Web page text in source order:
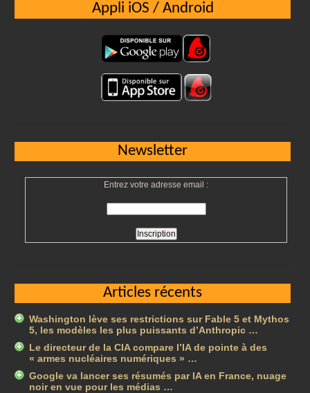
Appli iOS / Android
Newsletter
Entrez votre adresse email :
Articles récents
Washington lève ses restrictions sur Fable 5 et Mythos
5, les modèles les plus puissants d’Anthropic …
Le directeur de la CIA compare l’IA de pointe à des
« armes nucléaires numériques » …
Google va lancer ses résumés par IA en France, nuage
noir en vue pour les médias …